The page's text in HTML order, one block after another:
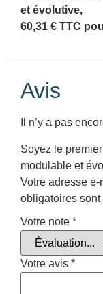
et évolutive,
60,31 € TTC
Avis
Il n’y a pas
Soyez le
modulable et
Votre adresse
obligatoires
Votre note *
Votre avis *